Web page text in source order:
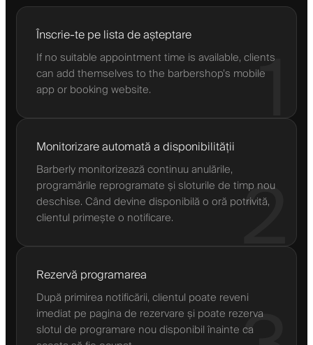
1
Înscrie-te pe lista de așteptare
If no suitable appointment time is available, clients
can add themselves to the barbershop’s mobile
app or booking website.
2
Monitorizare automată a disponibilității
Barberly monitorizează continuu anulările,
programările reprogramate și sloturile de timp nou
deschise. Când devine disponibilă o oră potrivită,
clientul primește o notificare.
Rezervă programarea
După primirea notificării, clientul poate reveni
imediat pe pagina de rezervare și poate rezerva
slotul de programare nou disponibil înainte ca